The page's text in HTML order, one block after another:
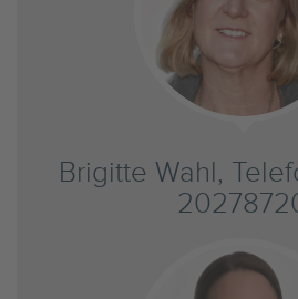
Brigitte Wahl,